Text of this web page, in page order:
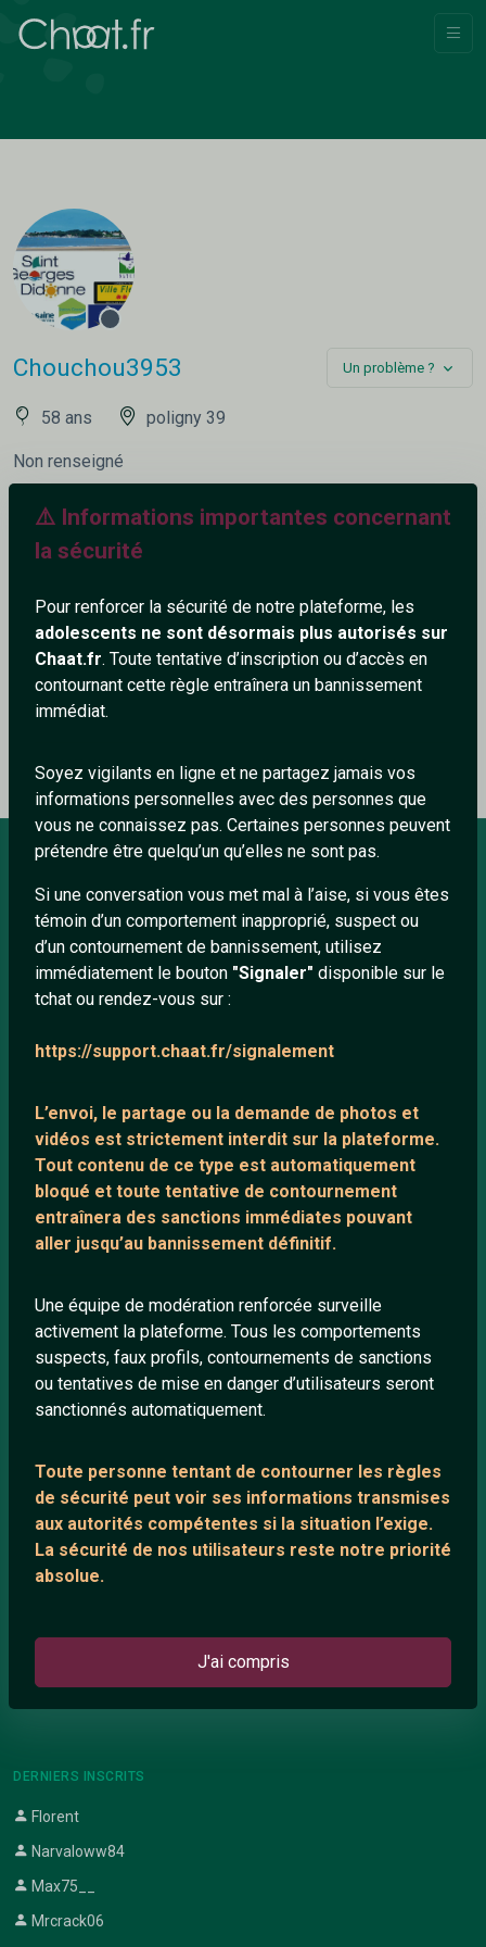
⚠️ Informations importantes concernant
la sécurité
Pour renforcer la sécurité de notre plateforme, les
adolescents ne sont désormais plus autorisés sur
Chaat.fr. Toute tentative d’inscription ou d’accès en
contournant cette règle entraînera un bannissement
immédiat.
Soyez vigilants en ligne et ne partagez jamais vos
informations personnelles avec des personnes que
vous ne connaissez pas. Certaines personnes peuvent
prétendre être quelqu’un qu’elles ne sont pas.
Si une conversation vous met mal à l’aise, si vous êtes
témoin d’un comportement inapproprié, suspect ou
d’un contournement de bannissement, utilisez
immédiatement le bouton "Signaler" disponible sur le
tchat ou rendez-vous sur :
https://support.chaat.fr/signalement
L’envoi, le partage ou la demande de photos et
vidéos est strictement interdit sur la plateforme.
Tout contenu de ce type est automatiquement
bloqué et toute tentative de contournement
entraînera des sanctions immédiates pouvant
aller jusqu’au bannissement définitif.
Une équipe de modération renforcée surveille
activement la plateforme. Tous les comportements
suspects, faux profils, contournements de sanctions
ou tentatives de mise en danger d’utilisateurs seront
sanctionnés automatiquement.
Toute personne tentant de contourner les règles
de sécurité peut voir ses informations transmises
aux autorités compétentes si la situation l’exige.
La sécurité de nos utilisateurs reste notre priorité
absolue.
J'ai compris
Chouchou3953 Un problème ?
58 ans poligny 39
Non renseigné
136+
Ajouter un commentaire (0) Tchatter
Le profil n'a pas encore de commentaire.
À PROPOS
Conditions générales
À propos
Mentions légales
Protection mineurs
Blog
Salons de discussion
Communauté
Playlists YouTube
Nous contacter
ANNEXE
Support IRC
ARTICLES RÉCENTS
Témoignage de nathanaelle
DERNIERS INSCRITS
Florent
Narvaloww84
Max75__
Mrcrack06